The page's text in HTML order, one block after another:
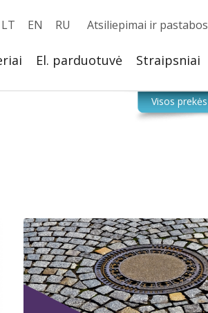
Atsiliepimai ir pastabos
LT EN RU
El. parduotuvė Straipsniai